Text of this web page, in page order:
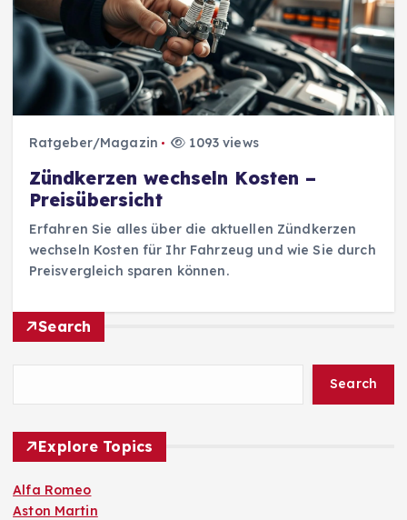
Ratgeber/Magazin 1093 views
Zündkerzen wechseln Kosten –
Preisübersicht
Erfahren Sie alles über die aktuellen Zündkerzen
wechseln Kosten für Ihr Fahrzeug und wie Sie durch
Preisvergleich sparen können.
Search
Search
Explore Topics
Alfa Romeo
Aston Martin